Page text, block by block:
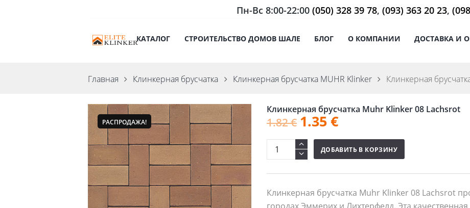
Пн-Вс 8:00-22:00 (050) 328 39 78, (093) 363 20 23,
КАТАЛОГ СТРОИТЕЛЬСТВО ДОМОВ ШАЛЕ БЛОГ О КОМПАНИИ ДОСТАВКА И
Главная Клинкерная брусчатка Клинкерная брусчатка MUHR Klinker Клинкерная
РАСПРОДАЖА!
Клинкерная брусчатка Muhr Klinker 08 Lachsrot
1.82€ 1.35€
ДОБАВИТЬ В КОРЗИНУ
Клинкерная брусчатка Muhr Klinker 08 Lachsrot